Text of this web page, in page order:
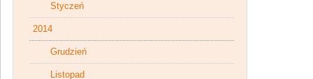
Styczeń
2014
Grudzień
Listopad